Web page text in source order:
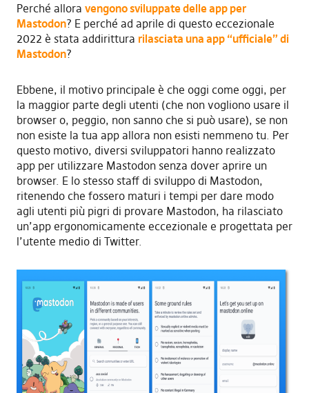
Perché allora vengono sviluppate delle app per
Mastodon? E perché ad aprile di questo eccezionale
2022 è stata addirittura rilasciata una app “ufficiale” di
Mastodon?
Ebbene, il motivo principale è che oggi come oggi, per
la maggior parte degli utenti (che non vogliono usare il
browser o, peggio, non sanno che si può usare), se non
non esiste la tua app allora non esisti nemmeno tu. Per
questo motivo, diversi sviluppatori hanno realizzato
app per utilizzare Mastodon senza dover aprire un
browser. E lo stesso staff di sviluppo di Mastodon,
ritenendo che fossero maturi i tempi per dare modo
agli utenti più pigri di provare Mastodon, ha rilasciato
un’app ergonomicamente eccezionale e progettata per
l’utente medio di Twitter.